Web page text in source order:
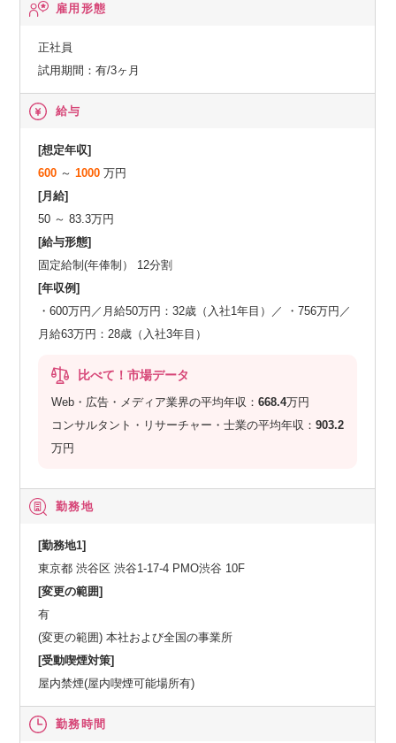
雇用形態
正社員
試用期間：有/3ヶ月
給与
[想定年収]
600 ～1000 万円
[月給]
50 ～ 83.3万円
[給与形態]
固定給制(年俸制） 12分割
[年収例]
・600万円／月給50万円：32歳（入社1年目）／ ・756万円／
月給63万円：28歳（入社3年目）
比べて！市場データ
Web・広告・メディア業界の平均年収：668.4万円
コンサルタント・リサーチャー・士業の平均年収：903.2
万円
勤務地
[勤務地1]
東京都 渋谷区 渋谷1-17-4 PMO渋谷 10F
[変更の範囲]
有
(変更の範囲) 本社および全国の事業所
[受動喫煙対策]
屋内禁煙(屋内喫煙可能場所有)
勤務時間